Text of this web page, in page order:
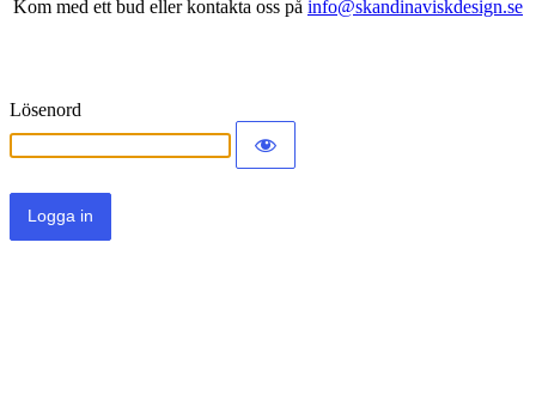
Kom med ett bud eller kontakta oss på info@skandinaviskdesign.se
Lösenord